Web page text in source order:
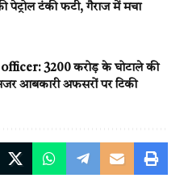
पेट्रोल टंकी फटी, गैराज में मचा
3200 करोड़ के घोटाले की
आबकारी अफसरों पर टिकी